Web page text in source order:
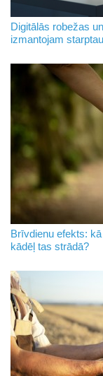
Digitālās robežas
izmantojam
Brīvdienu efekts:
kādēļ tas strādā?